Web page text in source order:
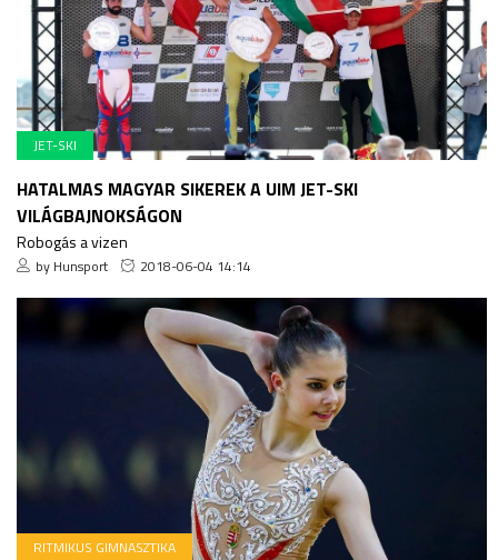
JET-SKI
HATALMAS MAGYAR SIKEREK A UIM JET-SKI
VILÁGBAJNOKSÁGON
Robogás a vizen
by Hunsport 2018-06-04 14:14
RITMIKUS GIMNASZTIKA